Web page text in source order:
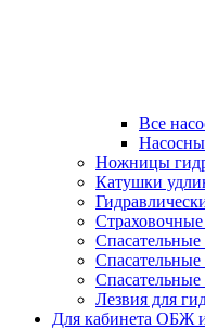
Все
Ножницы
Катушки
Спасательные
Лезвия для
Для кабинета ОБЖ